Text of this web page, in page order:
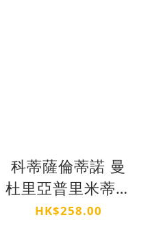
科蒂薩倫蒂諾 曼
杜里亞普里米蒂沃
紅葡萄酒
HK$258.00